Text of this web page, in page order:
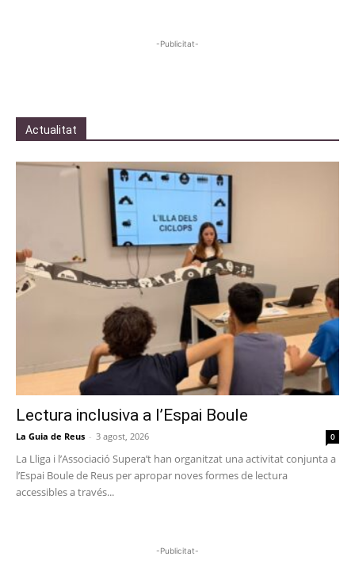
-Publicitat-
Actualitat
Lectura inclusiva a l’Espai Boule
La Guia de Reus - 3 agost, 2026 0
La Lliga i l’Associació Supera’t han organitzat una activitat conjunta a
l’Espai Boule de Reus per apropar noves formes de lectura
accessibles a través...
-Publicitat-